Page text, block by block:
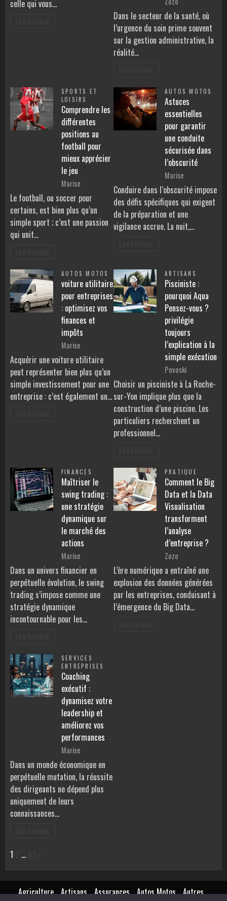
celle qui vous…
Dans le secteur de la santé, où
l’urgence du soin prime souvent
sur la gestion administrative, la
réalité…
SPORTS ET
LOISIRS
Comprendre les
différentes
positions au
football pour
mieux apprécier
le jeu
Marise
Le football, ou soccer pour
certains, est bien plus qu’un
simple sport ; c’est une passion
qui unit…
AUTOS MOTOS
Astuces
essentielles
pour garantir
une conduite
sécurisée dans
l’obscurité
Marise
Conduire dans l’obscurité impose
des défis spécifiques qui exigent
de la préparation et une
vigilance accrue. La nuit,…
AUTOS MOTOS
voiture utilitaire
pour entreprises
: optimisez vos
finances et
impôts
Marise
Acquérir une voiture utilitaire
peut représenter bien plus qu’un
simple investissement pour une
entreprise : c’est également un…
ARTISANS
Pisciniste :
pourquoi Aqua
Pensez-vous ?
privilégie
toujours
l’explication à la
simple exécution
Povoski
Choisir un pisciniste à La Roche-
sur-Yon implique plus que la
construction d’une piscine. Les
particuliers recherchent un
professionnel…
FINANCES
Maîtriser le
swing trading :
une stratégie
dynamique sur
le marché des
actions
Marise
Dans un univers financier en
perpétuelle évolution, le swing
trading s’impose comme une
stratégie dynamique
incontournable pour les…
PRATIQUE
Comment le Big
Data et la Data
Visualisation
transforment
l’analyse
d’entreprise ?
Zozo
L’ère numérique a entraîné une
explosion des données générées
par les entreprises, conduisant à
l’émergence du Big Data…
SERVICES
ENTREPRISES
Coaching
exécutif :
dynamisez votre
leadership et
améliorez vos
performances
Marise
Dans un monde économique en
perpétuelle mutation, la réussite
des dirigeants ne dépend plus
uniquement de leurs
connaissances…
Page:
1 …
Agriculture Artisans Assurances Autos Motos Autres